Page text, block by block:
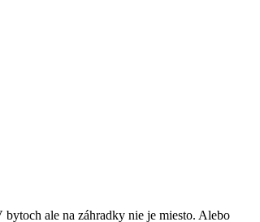
ale na záhradky nie je miesto. Alebo